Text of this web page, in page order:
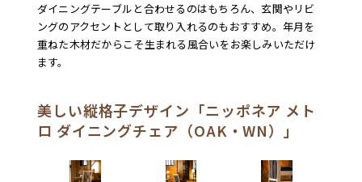
ダイニングテーブルと合わせるのはもちろん、玄関やリビ
ングのアクセントとして取り入れるのもおすすめ。年月を
重ねた木材だからこそ生まれる風合いをお楽しみいただけ
ます。
美しい縦格子デザイン「ニッポネア メト
ロ ダイニングチェア（OAK・WN）」